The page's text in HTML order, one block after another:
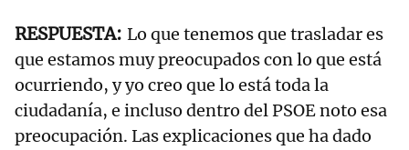
Lo que tenemos que trasladar es
que estamos muy preocupados con lo que está
ocurriendo, y yo creo que lo está toda la
ciudadanía, e incluso dentro del PSOE noto esa
preocupación. Las explicaciones que ha dado